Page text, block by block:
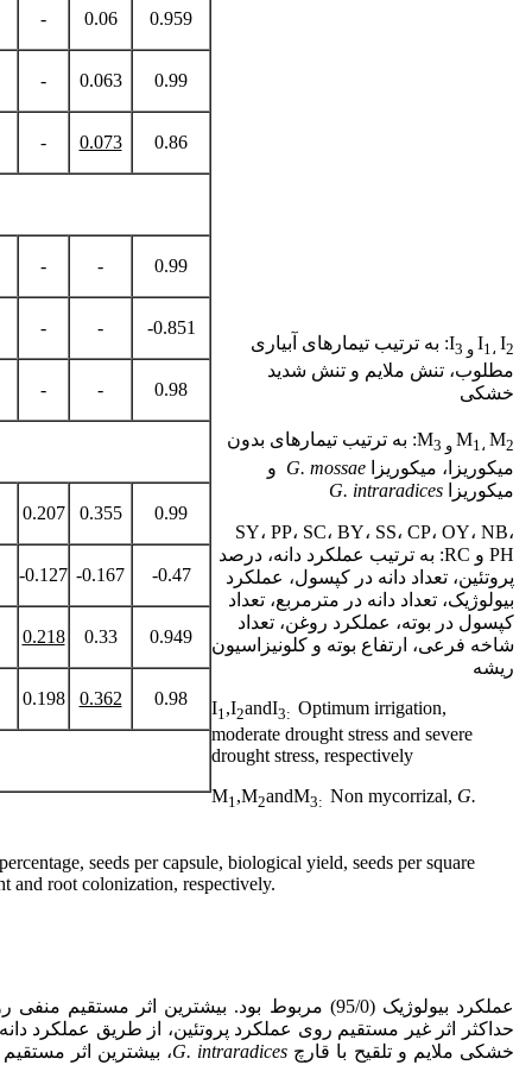
- 0.06 0.959
- 0.063 0.99
- 0.073 0.86
- - 0.99
- - -0.851
- - 0.98
0.207 0.355 0.99
-0.127 -0.167 -0.47
0.218 0.33 0.949
0.198 0.362 0.98
I1، I2 و I3 : به ترتیب تیمارهای آبیاری
مطلوب، تنش ملایم و تنش شدید
خشکی
M1، M2 و M3
: به ترتیب تیمارهای بدون
میکوریزا، میکوریزا G. mossae و
میکوریزا G. intraradices
SY، PP، SC، BY، SS، CP، OY، NB،
PH و RC: به ترتیب عملکرد دانه، درصد
پروتئین، تعداد دانه در کپسول، عملکرد
بیولوژیک، تعداد دانه در مترمربع، تعداد
کپسول در بوته، عملکرد روغن، تعداد
شاخه فرعی، ارتفاع بوته و کلونیزاسیون
ریشه
I1 ,I2andI3: Optimum irrigation,
moderate drought stress and severe
drought stress, respectively
M1 ,M2andM3: Non mycorrizal, G.
seeds per capsule, biological yield, seeds per square
and root colonization, respectively.
حداکثر اثر غیر مستقیم روی عملکرد پروتئین، از طریق عملکرد
خشکی ملایم و تلقیح با قارچ G. intraradices